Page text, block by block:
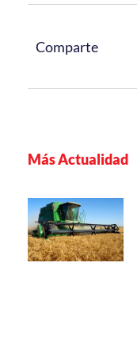
Comparte
Más Actualidad